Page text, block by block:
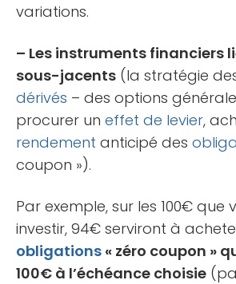
variations.
– Les instruments financiers
sous-jacents (la stratégie
dérivés – des options
procurer un effet de levier,
rendement anticipé des
coupon »).
Par exemple, sur les 100€ que
investir, 94€ serviront à
obligations « zéro coupon »
100€ à l’échéance choisie